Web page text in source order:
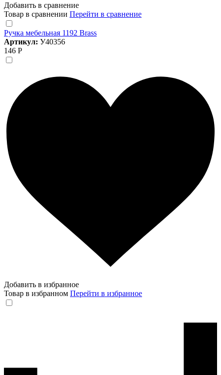
Добавить в сравнение
Товар в сравнении Перейти в сравнение
Ручка мебельная 1192 Brass
Артикул: У40356
146 Р
Добавить в избранное
Товар в избранном Перейти в избранное